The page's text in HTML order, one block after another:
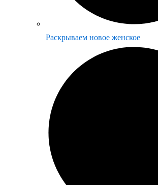
Раскрываем новое женское